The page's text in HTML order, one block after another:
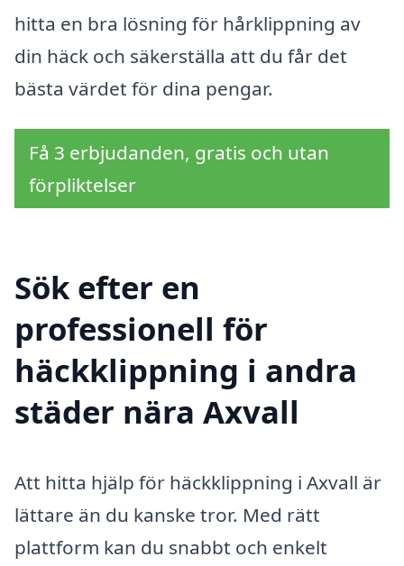
hitta en bra lösning för hårklippning av
din häck och säkerställa att du får det
bästa värdet för dina pengar.
Få 3 erbjudanden, gratis och utan
förpliktelser
Sök efter en
professionell för
häckklippning i andra
städer nära Axvall
Att hitta hjälp för häckklippning i Axvall är
lättare än du kanske tror. Med rätt
plattform kan du snabbt och enkelt